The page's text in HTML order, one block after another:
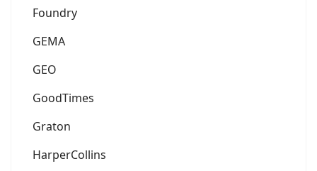
Foundry
GEMA
GEO
GoodTimes
Graton
HarperCollins